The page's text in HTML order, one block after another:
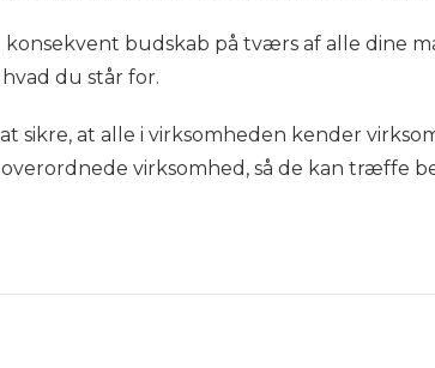
budskab på tværs af alle dine
du står for.
sikre, at alle i virksomheden kender
virksomhed, så de kan træffe